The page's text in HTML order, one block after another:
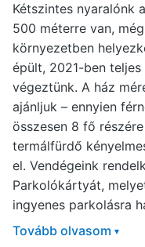
Kétszintes nyaralónk
500 méterre van,
környezetben
épült, 2021-ben
végeztünk. A ház
ajánljuk – ennyien
összesen 8 fő
termálfürdő
el. Vendégeink
Parkolókártyát,
ingyenes parkolásra
Tovább olvasom ▾